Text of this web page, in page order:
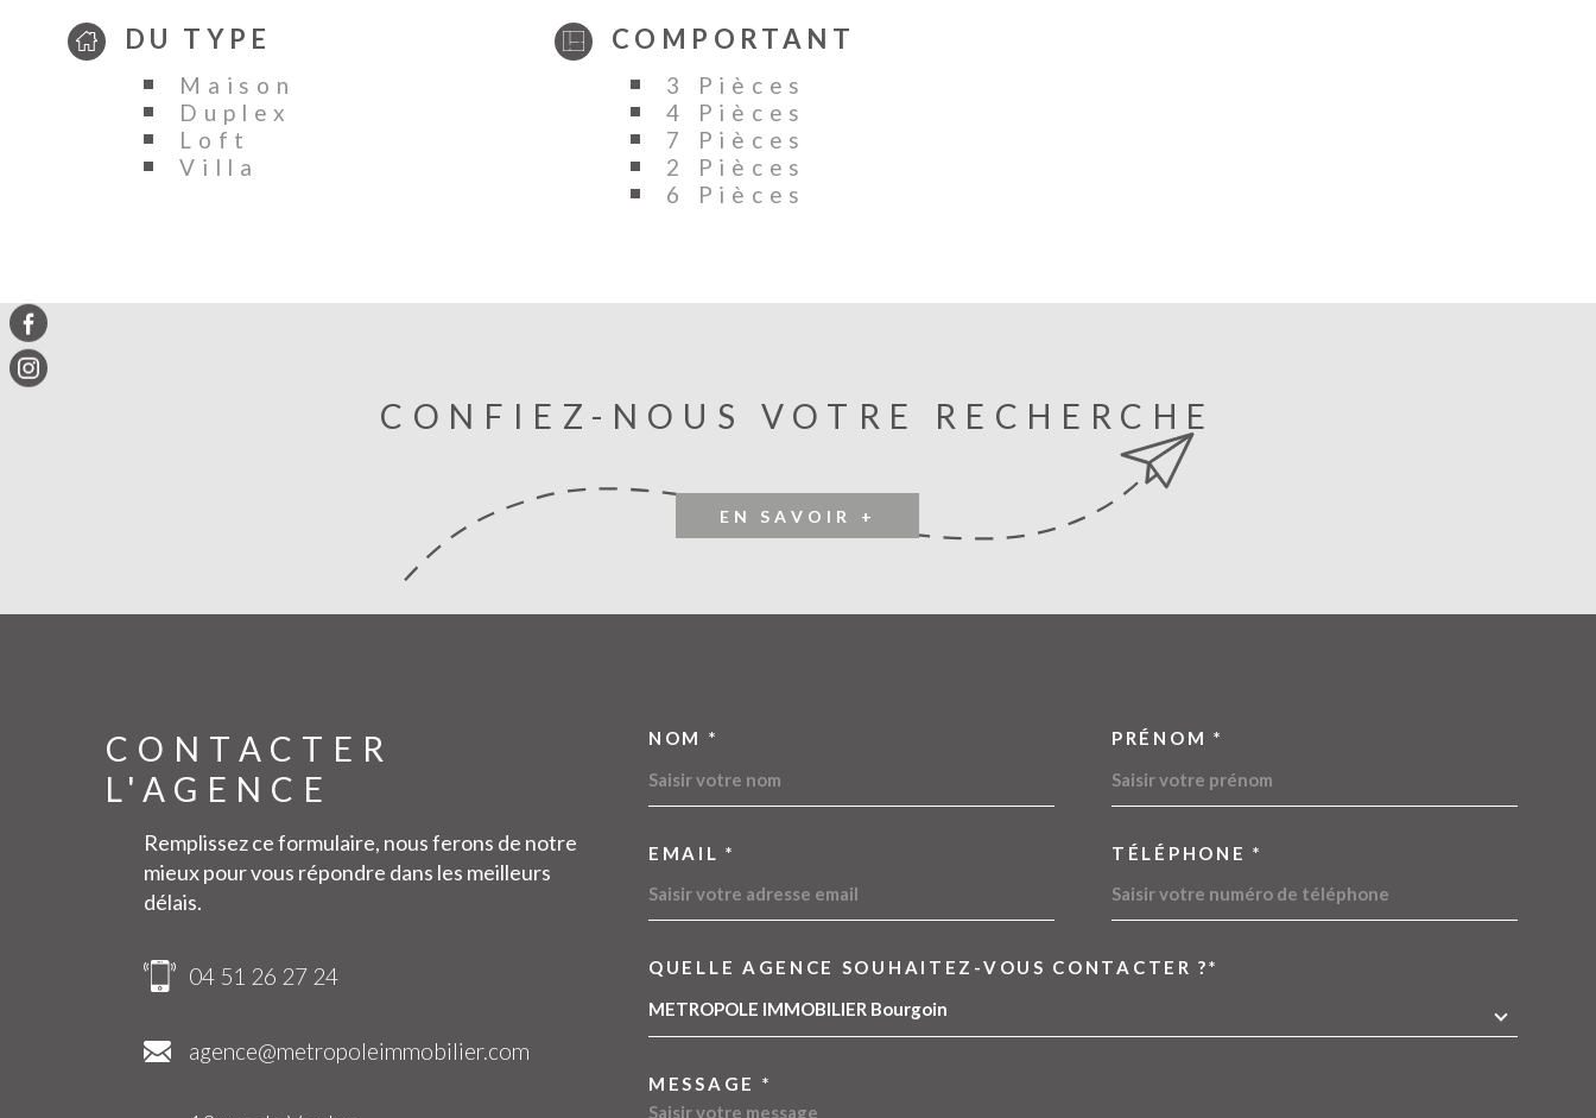
DU TYPE
Maison
Duplex
Loft
Villa
COMPORTANT
3 Pièces
4 Pièces
7 Pièces
2 Pièces
6 Pièces
CONFIEZ-NOUS VOTRE RECHERCHE
EN SAVOIR +
CONTACTER
L'AGENCE
Remplissez ce formulaire, nous ferons de notre
mieux pour vous répondre dans les meilleurs
délais.
04 51 26 27 24
agence@metropoleimmobilier.com
09 54 11 83 45
TRAD_MELTEM_VOSCOORDONNEES
NOM * PRÉNOM *
EMAIL * TÉLÉPHONE *
TRAD_MELTEM_VOREDEMANDE
QUELLE AGENCE SOUHAITEZ-VOUS CONTACTER ?*
METROPOLE IMMOBILIER Bourgoin
MESSAGE *